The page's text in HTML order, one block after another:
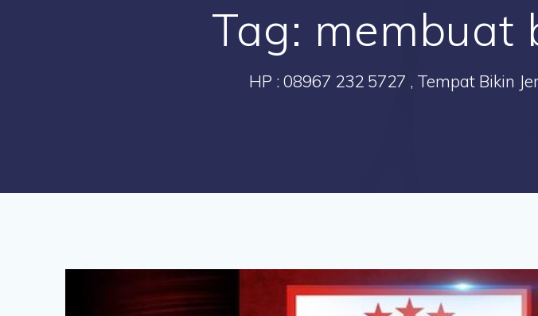
Tag: membuat
HP : 08967 232 5727 , Tempat Bikin